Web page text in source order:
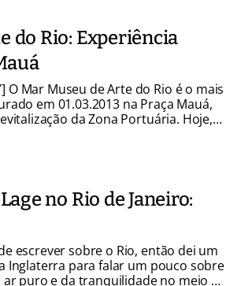
do Rio: Experiência
O Mar Museu de Arte do Rio é o mais
em 01.03.2013 na Praça Mauá,
da Zona Portuária. Hoje,
e no roteiro turístico da cidade.
no Rio de Janeiro:
escrever sobre o Rio, então dei um
Inglaterra para falar um pouco sobre
puro e da tranquilidade no meio do